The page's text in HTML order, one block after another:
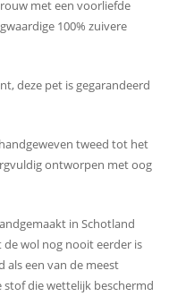
met een voorliefde
100% zuivere
deze pet is gegarandeerd
tweed tot het
ontworpen met oog
in Schotland
wol nog nooit eerder is
als een van de meest
stof die wettelijk beschermd